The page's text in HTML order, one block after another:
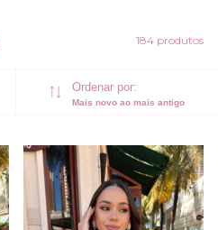
184 produtos
Ordenar por:
Mais novo ao mais antigo